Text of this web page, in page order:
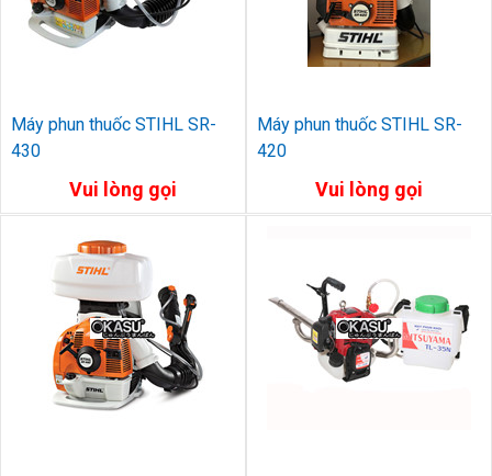
Máy phun thuốc STIHL SR-
430
Vui lòng gọi
Máy phun thuốc STIHL SR-
420
Vui lòng gọi